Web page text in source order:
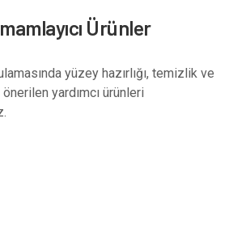
Ürünler
yüzey hazırlığı, temizlik ve
yardımcı ürünleri